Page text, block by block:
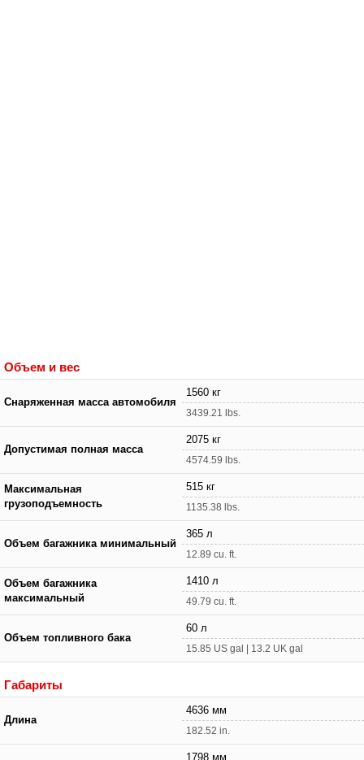
Объем и вес
Снаряженная масса автомобиля
1560 кг
3439.21 lbs.
Допустимая полная масса
2075 кг
4574.59 lbs.
Максимальная
грузоподъемность
515 кг
1135.38 lbs.
Объем багажника минимальный
365 л
12.89 cu. ft.
Объем багажника
максимальный
1410 л
49.79 cu. ft.
Объем топливного бака
60 л
15.85 US gal | 13.2 UK gal
Габариты
Длина
4636 мм
182.52 in.
1798 мм